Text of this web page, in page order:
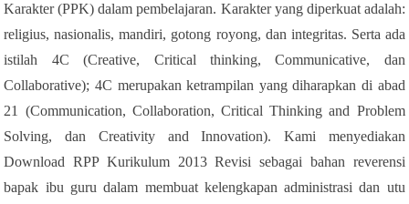
Karakter (PPK) dalam pembelajaran. Karakter yang diperkuat adalah:
religius, nasionalis, mandiri, gotong royong, dan integritas. Serta ada
istilah 4C (Creative, Critical thinking, Communicative, dan
Collaborative); 4C merupakan ketrampilan yang diharapkan di abad
21 (Communication, Collaboration, Critical Thinking and Problem
Solving, dan Creativity and Innovation). Kami menyediakan
Download RPP Kurikulum 2013 Revisi sebagai bahan reverensi
bapak ibu guru dalam membuat kelengkapan administrasi dan utu